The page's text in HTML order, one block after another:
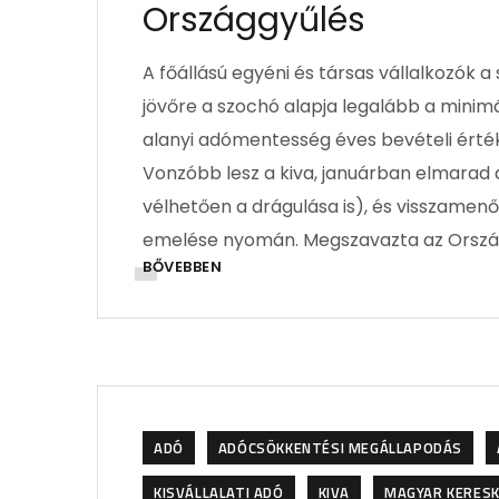
Országgyűlés
A főállású egyéni és társas vállalkozók
jövőre a szochó alapja legalább a
alanyi adómentesség éves bevételi
Vonzóbb lesz a kiva, januárban
vélhetően a drágulása is), és
emelése nyomán. Megszavazta az
BŐVEBBEN
ADÓ ADÓCSÖKKENTÉSI MEGÁLLAPODÁS
KISVÁLLALATI ADÓ
KIVA MAGYAR